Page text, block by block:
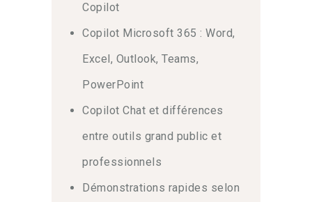
Copilot
Copilot Microsoft 365 : Word,
Excel, Outlook, Teams,
PowerPoint
Copilot Chat et différences
entre outils grand public et
professionnels
Démonstrations rapides selon